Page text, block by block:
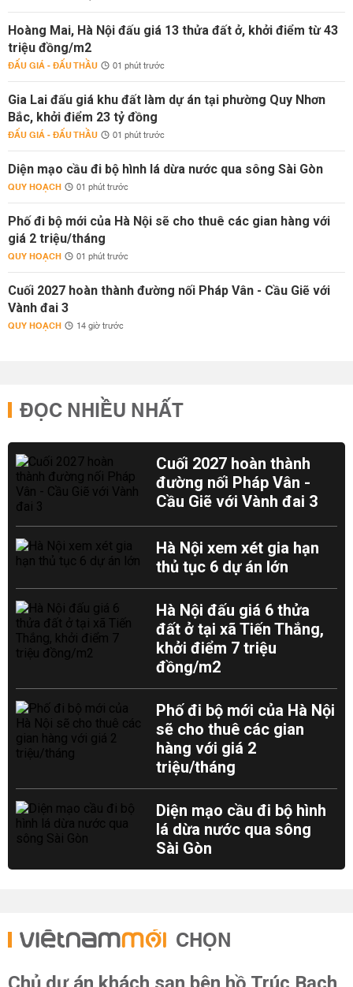
Hoàng Mai, Hà Nội đấu giá 13 thửa đất ở, khởi điểm từ 43
triệu đồng/m2
ĐẤU GIÁ - ĐẤU THẦU 01 phút trước
Gia Lai đấu giá khu đất làm dự án tại phường Quy Nhơn
Bắc, khởi điểm 23 tỷ đồng
ĐẤU GIÁ - ĐẤU THẦU 01 phút trước
Diện mạo cầu đi bộ hình lá dừa nước qua sông Sài Gòn
QUY HOẠCH 01 phút trước
Phố đi bộ mới của Hà Nội sẽ cho thuê các gian hàng với
giá 2 triệu/tháng
QUY HOẠCH 01 phút trước
Cuối 2027 hoàn thành đường nối Pháp Vân - Cầu Giẽ với
Vành đai 3
QUY HOẠCH 14 giờ trước
ĐỌC NHIỀU NHẤT
Cuối 2027 hoàn thành
đường nối Pháp Vân -
Cầu Giẽ với Vành đai 3
Hà Nội xem xét gia hạn
thủ tục 6 dự án lớn
Hà Nội đấu giá 6 thửa
đất ở tại xã Tiến Thắng,
khởi điểm 7 triệu
đồng/m2
Phố đi bộ mới của Hà Nội
sẽ cho thuê các gian
hàng với giá 2
triệu/tháng
Diện mạo cầu đi bộ hình
lá dừa nước qua sông
Sài Gòn
CHỌN